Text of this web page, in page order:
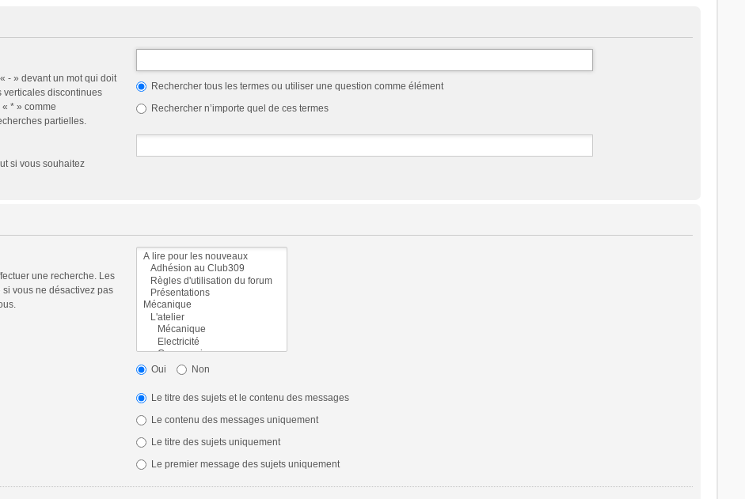
- » devant un mot qui doit
verticales discontinues
* » comme
partielles.
Rechercher tous les termes ou utiliser une question comme élément
Rechercher n’importe quel de ces termes
si vous souhaitez
une recherche. Les
vous ne désactivez pas
Oui Non
Le titre des sujets et le contenu des messages
Le contenu des messages uniquement
Le titre des sujets uniquement
Le premier message des sujets uniquement